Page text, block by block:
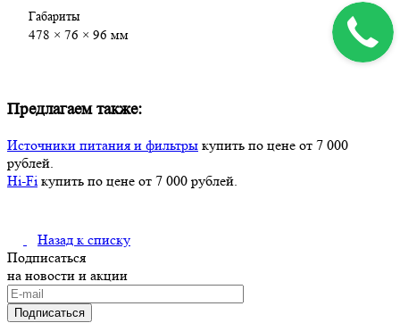
Габариты
478 × 76 × 96 мм
Предлагаем также:
Источники питания и фильтры купить по цене от 7 000
рублей.
Hi-Fi купить по цене от 7 000 рублей.
Назад к списку
Подписаться
на новости и акции
Подписаться